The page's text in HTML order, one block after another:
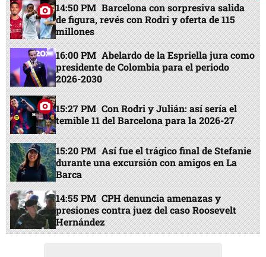
14:50 PM Barcelona con sorpresiva salida
de figura, revés con Rodri y oferta de 115
millones
16:00 PM Abelardo de la Espriella jura como
presidente de Colombia para el periodo
2026-2030
15:27 PM Con Rodri y Julián: así sería el
temible 11 del Barcelona para la 2026-27
15:20 PM Así fue el trágico final de Stefanie
durante una excursión con amigos en La
Barca
14:55 PM CPH denuncia amenazas y
presiones contra juez del caso Roosevelt
Hernández